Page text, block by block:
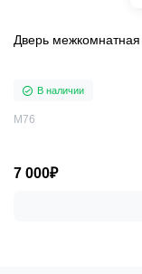
Дверь
В наличии
M76
7 000₽